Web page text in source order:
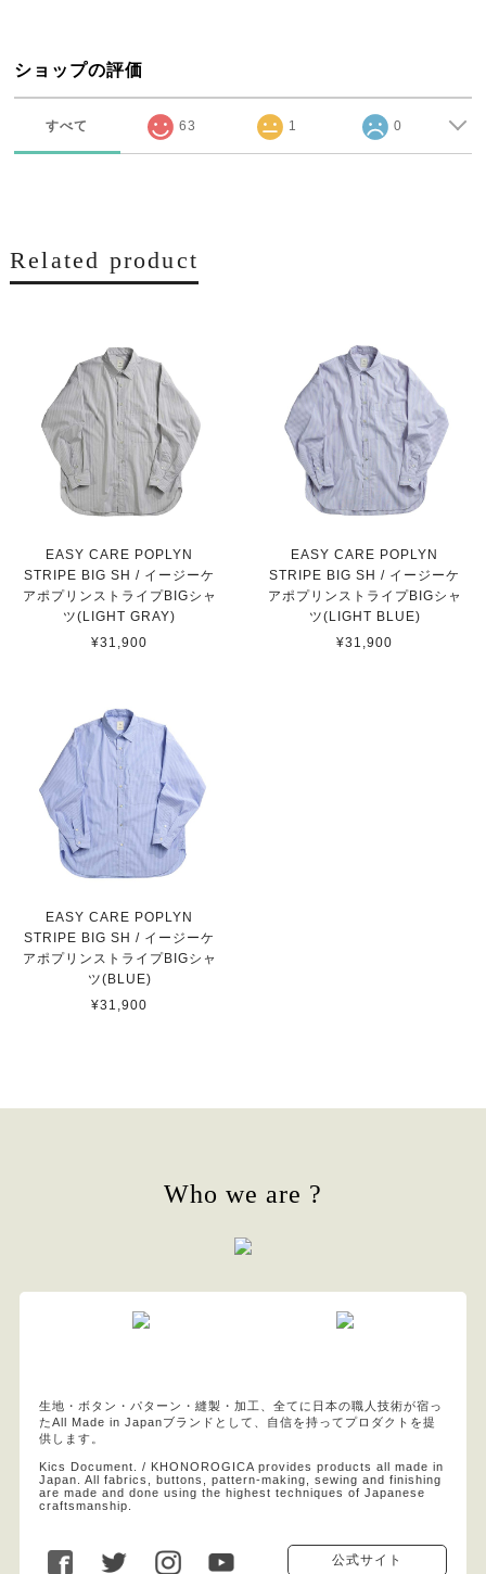
ショップの評価
すべて 63 1 0
Related product
EASY CARE POPLYN
STRIPE BIG SH / イージーケ
アポプリンストライプBIGシャ
ツ(LIGHT GRAY)
¥31,900
EASY CARE POPLYN
STRIPE BIG SH / イージーケ
アポプリンストライプBIGシャ
ツ(LIGHT BLUE)
¥31,900
EASY CARE POPLYN
STRIPE BIG SH / イージーケ
アポプリンストライプBIGシャ
ツ(BLUE)
¥31,900
Who we are ?
生地・ボタン・パターン・縫製・加工、全てに日本の職人技術が宿っ
たAll Made in Japanブランドとして、自信を持ってプロダクトを提
供します。
Kics Document. / KHONOROGICA provides products all made in
Japan. All fabrics, buttons, pattern-making, sewing and finishing
are made and done using the highest techniques of Japanese
craftsmanship.
公式サイト